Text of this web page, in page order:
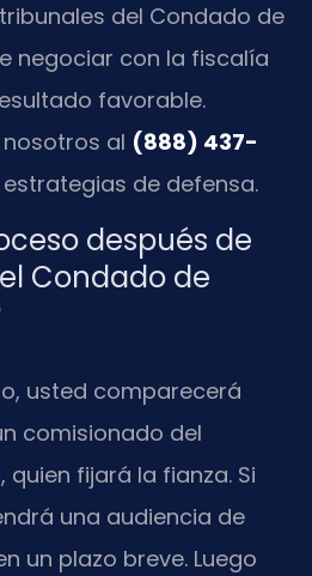
del Condado de
negociar con la fiscalía
favorable.
al (888) 437-
de defensa.
después de
Condado de
usted comparecerá
comisionado del
quien fijará la fianza. Si
una audiencia de
un plazo breve. Luego